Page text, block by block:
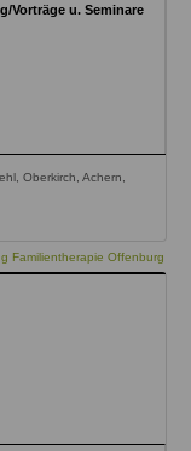
Vorträge u. Seminare
Oberkirch, Achern,
Familientherapie Offenburg